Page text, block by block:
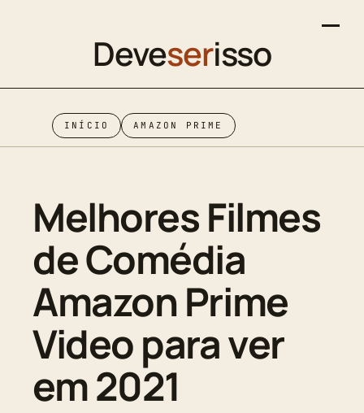
Deveserisso
INÍCIO AMAZON PRIME
Melhores Filmes
de Comédia
Amazon Prime
Video para ver
em 2021